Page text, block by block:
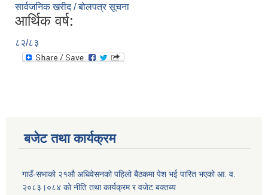
सार्वजनिक खरीद / बोलपत्र सूचना
आर्थिक वर्ष:
८२/८३
बजेट तथा कार्यक्रम
गाउँ-सभाको २१औ अधिवेसनको पहिलो बैठकमा पेश भई पारित भएको आ. व.
२०८३।०८४ को नीति तथा कार्यक्रम र वजेट बक्तब्य